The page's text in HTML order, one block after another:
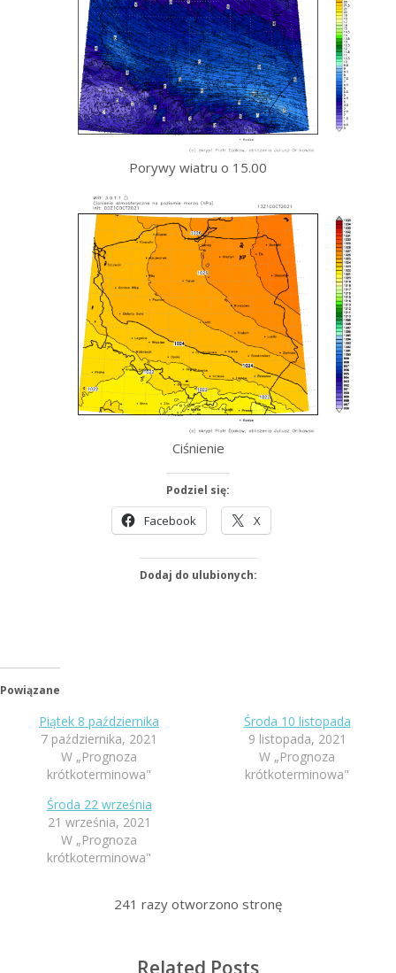
Porywy wiatru o 15.00
Ciśnienie
Podziel się:
Facebook X
Dodaj do ulubionych:
Powiązane
Piątek 8 października
7 października, 2021
W „Prognoza
krótkoterminowa"
Środa 10 listopada
9 listopada, 2021
W „Prognoza
krótkoterminowa"
Środa 22 września
21 września, 2021
W „Prognoza
krótkoterminowa"
241 razy otworzono stronę
Related Posts